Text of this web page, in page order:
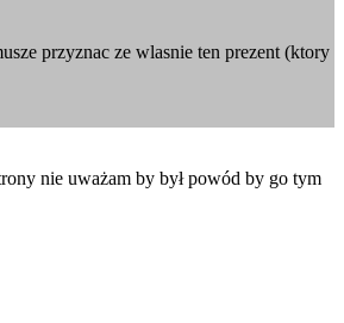
przyznac ze wlasnie ten prezent (ktory
nie uważam by był powód by go tym